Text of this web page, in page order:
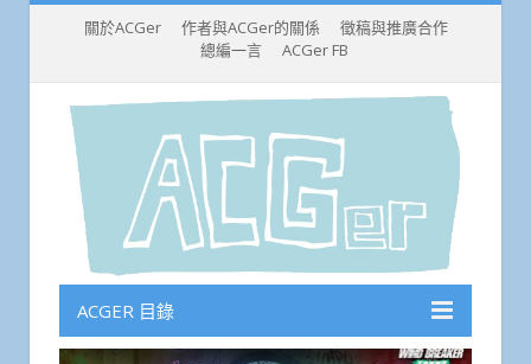
關於ACGer 作者與ACGer的關係
徵稿與推廣合作
總編一言
ACGer FB
ACGER 目錄